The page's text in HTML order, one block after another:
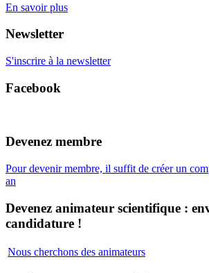
En savoir plus
Newsletter
S'inscrire à la newsletter
Facebook
Devenez membre
Pour devenir membre, il suffit de créer un
an
Devenez animateur scientifique :
candidature !
Nous cherchons des animateurs